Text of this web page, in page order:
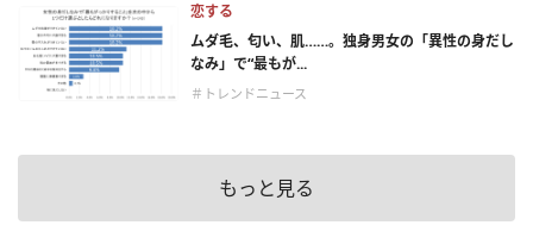
恋する
ムダ毛、匂い、肌……。独身男女の「異性の身だし
なみ」で“最もが...
＃トレンドニュース
もっと見る